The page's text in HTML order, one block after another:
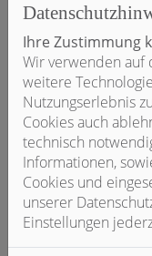
sowie
Mit modernstem
und
Außenbereich
Als Spezialisten für
unterstützen wir
Wasser- und
vermeiden.
Ihre Zustimmung
Wir verwenden auf
weitere
Nutzungserlebnis
Cookies auch
technisch
Informationen,
Cookies und
unserer
Einstellungen